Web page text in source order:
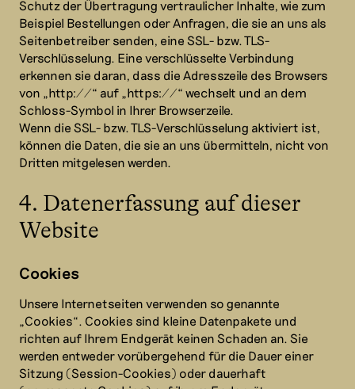
Schutz der Übertragung vertraulicher Inhalte, wie zum
Beispiel Bestellungen oder Anfragen, die sie an uns als
Seitenbetreiber senden, eine SSL- bzw. TLS-
Verschlüsselung. Eine verschlüsselte Verbindung
erkennen sie daran, dass die Adresszeile des Browsers
von „http://“ auf „https://“ wechselt und an dem
Schloss-Symbol in Ihrer Browserzeile.
Wenn die SSL- bzw. TLS-Verschlüsselung aktiviert ist,
können die Daten, die sie an uns übermitteln, nicht von
Dritten mitgelesen werden.
4. Datenerfassung auf dieser
Website
Cookies
Unsere Internetseiten verwenden so genannte
„Cookies“. Cookies sind kleine Datenpakete und
richten auf Ihrem Endgerät keinen Schaden an. Sie
werden entweder vorübergehend für die Dauer einer
Sitzung (Session-Cookies) oder dauerhaft